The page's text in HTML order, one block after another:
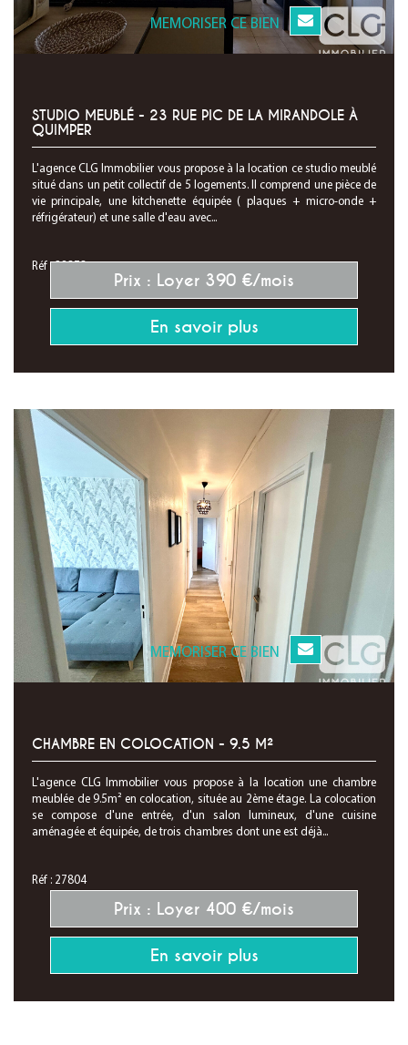
MEMORISER CE BIEN
STUDIO MEUBLÉ - 23 RUE PIC DE LA MIRANDOLE À
QUIMPER
L'agence CLG Immobilier vous propose à la location ce studio meublé
situé dans un petit collectif de 5 logements. Il comprend une pièce de
vie principale, une kitchenette équipée ( plaques + micro-onde +
réfrigérateur) et une salle d'eau avec...
Réf : 28373
Prix : Loyer 390 €/mois
En savoir plus
MEMORISER CE BIEN
CHAMBRE EN COLOCATION - 9.5 M²
L'agence CLG Immobilier vous propose à la location une chambre
meublée de 9.5m² en colocation, située au 2ème étage. La colocation
se compose d'une entrée, d'un salon lumineux, d'une cuisine
aménagée et équipée, de trois chambres dont une est déjà...
Réf : 27804
Prix : Loyer 400 €/mois
En savoir plus